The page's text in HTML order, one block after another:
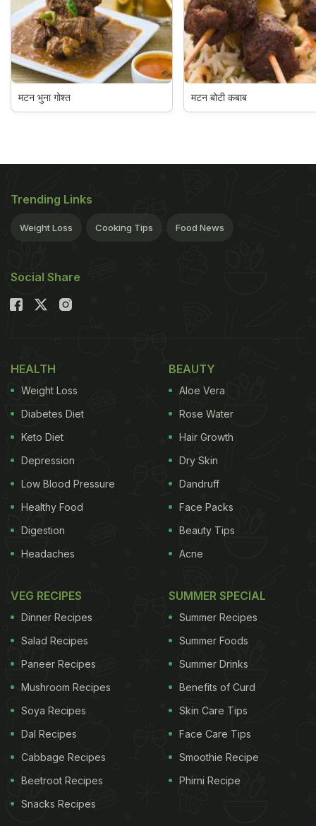
मटन भुना गोश्त मटन बोटी कबाब
Trending Links
Weight Loss Cooking Tips Food News
Social Share
HEALTH
Weight Loss
Diabetes Diet
Keto Diet
Depression
Low Blood Pressure
Healthy Food
Digestion
Headaches
BEAUTY
Aloe Vera
Rose Water
Hair Growth
Dry Skin
Dandruff
Face Packs
Beauty Tips
Acne
VEG RECIPES
Dinner Recipes
Salad Recipes
Paneer Recipes
Mushroom Recipes
Soya Recipes
Dal Recipes
Cabbage Recipes
Beetroot Recipes
Snacks Recipes
SUMMER SPECIAL
Summer Recipes
Summer Foods
Summer Drinks
Benefits of Curd
Skin Care Tips
Face Care Tips
Smoothie Recipe
Phirni Recipe